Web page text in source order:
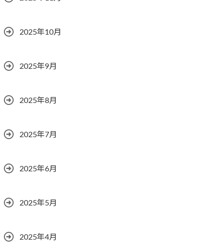
2025年10月
2025年9月
2025年8月
2025年7月
2025年6月
2025年5月
2025年4月